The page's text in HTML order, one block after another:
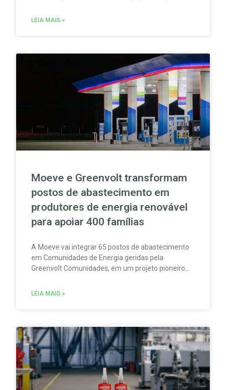
Responsabilidade Alargada do Produtor (RAP /
LEIA MAIS »
Moeve e Greenvolt transformam
postos de abastecimento em
produtores de energia renovável
para apoiar 400 famílias
A Moeve vai integrar 65 postos de abastecimento
em Comunidades de Energia geridas pela
Greenvolt Comunidades, em um projeto pioneiro
consumir e partilhar energia renovável localmente.
LEIA MAIS »